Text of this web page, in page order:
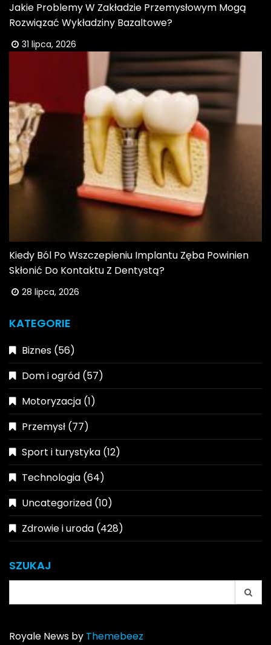
Jakie Problemy W Zakładzie Przemysłowym Mogą
Rozwiązać Wykładziny Bazaltowe?
31 lipca, 2026
Kiedy Ból Po Wszczepieniu Implantu Zęba Powinien
Skłonić Do Kontaktu Z Dentystą?
28 lipca, 2026
KATEGORIE
Biznes (56)
Dom i ogród (57)
Motoryzacja (1)
Przemysł (77)
Sport i turystyka (12)
Technologia (64)
Uncategorized (10)
Zdrowie i uroda (428)
SZUKAJ
for:
Royale News by Themebeez